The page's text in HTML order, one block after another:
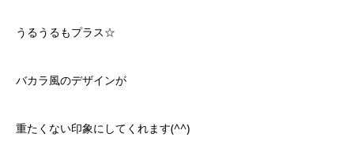
うるうるもプラス☆
バカラ風のデザインが
重たくない印象にしてくれます(^^)